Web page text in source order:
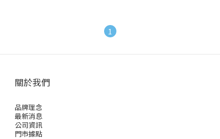
1
關於我們
品牌理念
最新消息
公司資訊
門市據點